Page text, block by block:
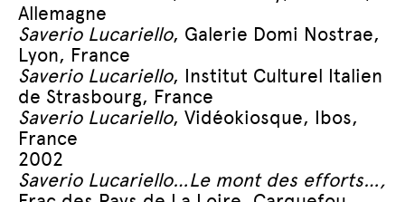
Allemagne
Saverio Lucariello, Galerie Domi Nostrae,
Lyon, France
Saverio Lucariello, Institut Culturel Italien
de Strasbourg, France
Saverio Lucariello, Vidéokiosque, Ibos,
France
2002
Saverio Lucariello…Le mont des efforts…,